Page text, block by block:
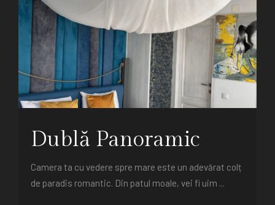
Dublă Panoramic
Camera ta cu vedere spre mare este un adevărat colț
de paradis romantic. Din patul moale, vei fi uim ...